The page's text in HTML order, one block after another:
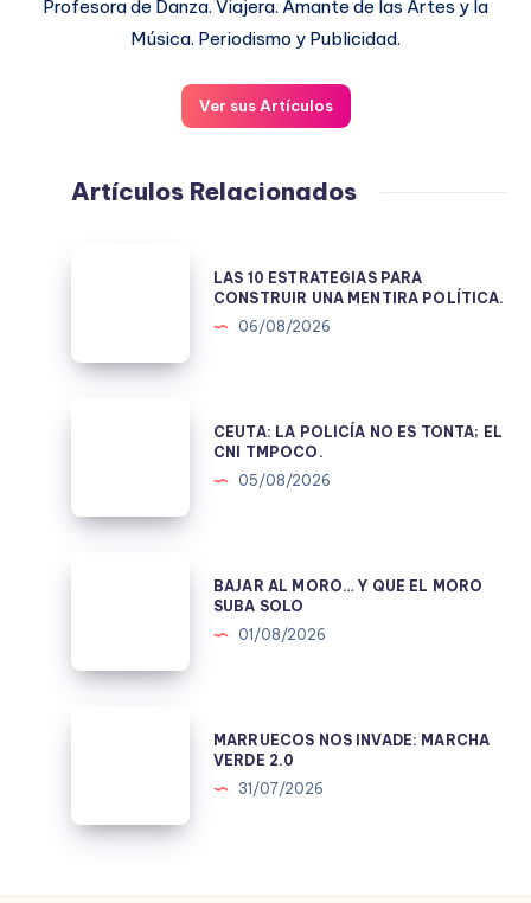
Profesora de Danza. Viajera. Amante de las Artes y la
Música. Periodismo y Publicidad.
Ver sus Artículos
Artículos Relacionados
CONSTRUIR
LAS 10 ESTRATEGIAS PARA
CONSTRUIR UNA MENTIRA POLÍTICA.
06/08/2026
ES
CEUTA: LA POLICÍA NO ES TONTA; EL
CNI TMPOCO.
05/08/2026
QUE
BAJAR AL MORO… Y QUE EL MORO
SUBA SOLO
01/08/2026
VERDE
MARRUECOS NOS INVADE: MARCHA
VERDE 2.0
31/07/2026